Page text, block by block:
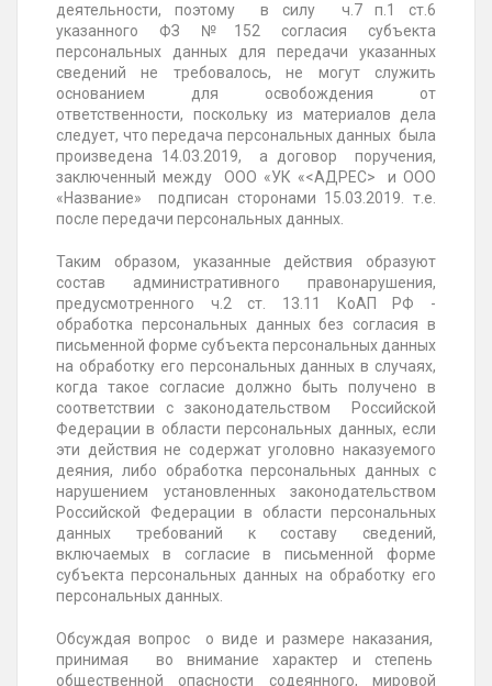
деятельности, поэтому в силу ч.7 п.1 ст.6
указанного ФЗ № 152 согласия субъекта
персональных данных для передачи указанных
сведений не требовалось, не могут служить
основанием для освобождения от
ответственности, поскольку из материалов дела
следует, что передача персональных данных была
произведена 14.03.2019, а договор поручения,
заключенный между ООО «УК «<АДРЕС> и ООО
«Название» подписан сторонами 15.03.2019. т.е.
после передачи персональных данных.
Таким образом, указанные действия образуют
состав административного правонарушения,
предусмотренного ч.2 ст. 13.11 КоАП РФ -
обработка персональных данных без согласия в
письменной форме субъекта персональных данных
на обработку его персональных данных в случаях,
когда такое согласие должно быть получено в
соответствии с законодательством Российской
Федерации в области персональных данных, если
эти действия не содержат уголовно наказуемого
деяния, либо обработка персональных данных с
нарушением установленных законодательством
Российской Федерации в области персональных
данных требований к составу сведений,
включаемых в согласие в письменной форме
субъекта персональных данных на обработку его
персональных данных.
Обсуждая вопрос о виде и размере наказания,
принимая во внимание характер и степень
общественной опасности содеянного, мировой